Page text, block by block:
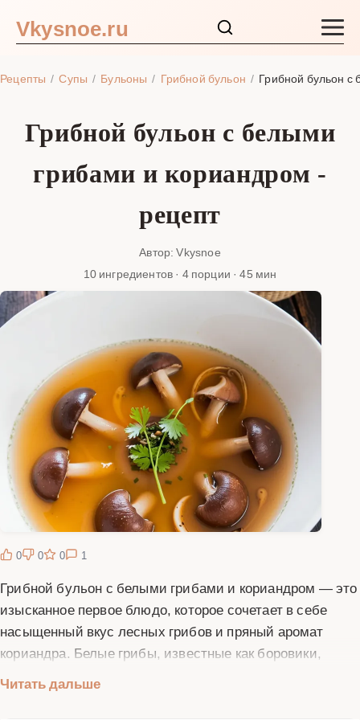
Vkysnoe.ru
Рецепты Супы Бульоны Грибной бульон Грибной бульон
Грибной бульон с белыми
грибами и кориандром -
рецепт
Автор: Vkysnoe
10 ингредиентов · 4 порции · 45 мин
0 0 0 1
Грибной бульон с белыми грибами и кориандром — это
изысканное первое блюдо, которое сочетает в себе
насыщенный вкус лесных грибов и пряный аромат
кориандра. Белые грибы, известные как боровики,
благодаря своей плотной мякоти и богатому вкусу. Они
Читать дальше